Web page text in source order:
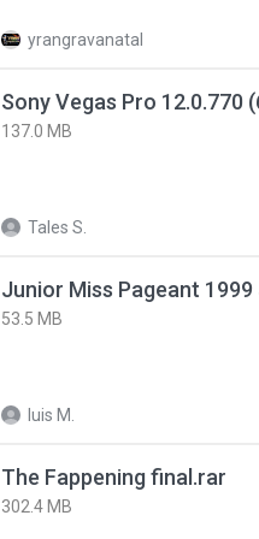
yrangravanatal
137.0 MB
Tales S.
53.5 MB
luis M.
The Fappening final.rar
302.4 MB